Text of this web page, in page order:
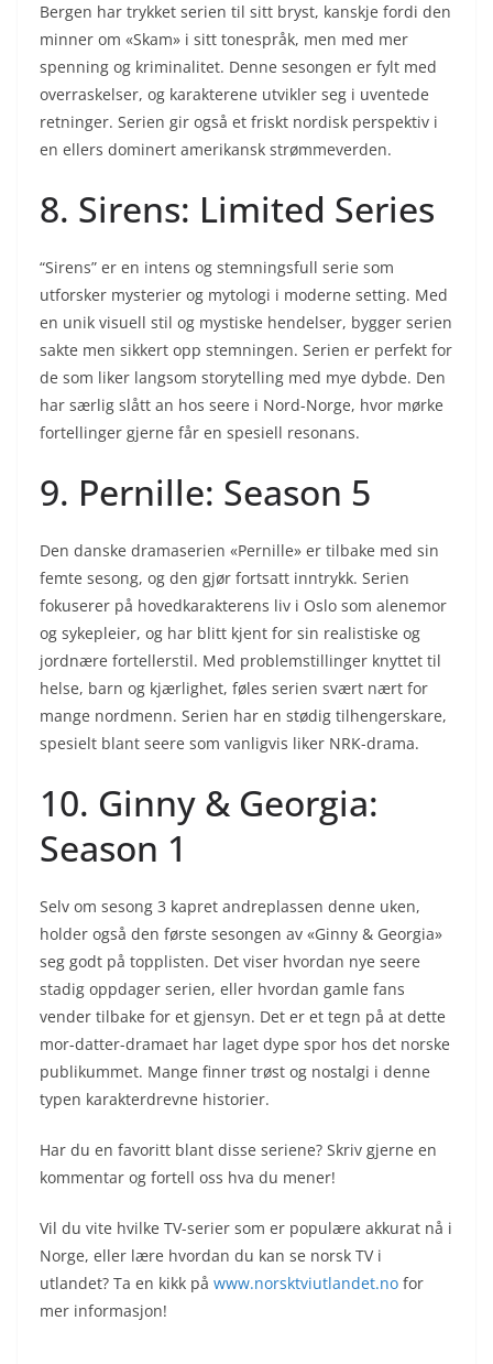
Bergen har trykket serien til sitt bryst, kanskje fordi den
minner om «Skam» i sitt tonespråk, men med mer
spenning og kriminalitet. Denne sesongen er fylt med
overraskelser, og karakterene utvikler seg i uventede
retninger. Serien gir også et friskt nordisk perspektiv i
en ellers dominert amerikansk strømmeverden.
8. Sirens: Limited Series
“Sirens” er en intens og stemningsfull serie som
utforsker mysterier og mytologi i moderne setting. Med
en unik visuell stil og mystiske hendelser, bygger serien
sakte men sikkert opp stemningen. Serien er perfekt for
de som liker langsom storytelling med mye dybde. Den
har særlig slått an hos seere i Nord-Norge, hvor mørke
fortellinger gjerne får en spesiell resonans.
9. Pernille: Season 5
Den danske dramaserien «Pernille» er tilbake med sin
femte sesong, og den gjør fortsatt inntrykk. Serien
fokuserer på hovedkarakterens liv i Oslo som alenemor
og sykepleier, og har blitt kjent for sin realistiske og
jordnære fortellerstil. Med problemstillinger knyttet til
helse, barn og kjærlighet, føles serien svært nært for
mange nordmenn. Serien har en stødig tilhengerskare,
spesielt blant seere som vanligvis liker NRK-drama.
10. Ginny & Georgia:
Season 1
Selv om sesong 3 kapret andreplassen denne uken,
holder også den første sesongen av «Ginny & Georgia»
seg godt på topplisten. Det viser hvordan nye seere
stadig oppdager serien, eller hvordan gamle fans
vender tilbake for et gjensyn. Det er et tegn på at dette
mor-datter-dramaet har laget dype spor hos det norske
publikummet. Mange finner trøst og nostalgi i denne
typen karakterdrevne historier.
Har du en favoritt blant disse seriene? Skriv gjerne en
kommentar og fortell oss hva du mener!
Vil du vite hvilke TV-serier som er populære akkurat nå i
Norge, eller lære hvordan du kan se norsk TV i
utlandet? Ta en kikk på www.norsktviutlandet.no for
mer informasjon!